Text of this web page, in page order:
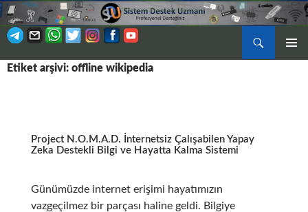
Ara
İÇERIĞE
Etiket arşivi: offline wikipedia
Project N.O.M.A.D. İnternetsiz Çalışabilen Yapay
Zeka Destekli Bilgi ve Hayatta Kalma Sistemi
Günümüzde internet erişimi hayatımızın
vazgeçilmez bir parçası haline geldi. Bilgiye